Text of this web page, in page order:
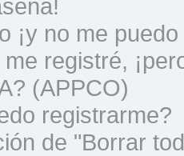
¡y no me
registré,
(APPCO)
registrarme?
de "Borrar